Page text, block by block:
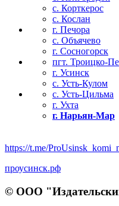
с. Корткерос
с. Кослан
г. Печора
с. Объячево
г. Сосногорск
пгт. Троицко-
г. Усинск
с. Усть-Кулом
с. Усть-Цильма
г. Ухта
г. Нарьян-Мар
https://t.me/
проусинск.рф
© ООО